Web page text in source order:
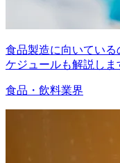
食品製造に向いてい
ケジュールも解説しま
食品・飲料業界